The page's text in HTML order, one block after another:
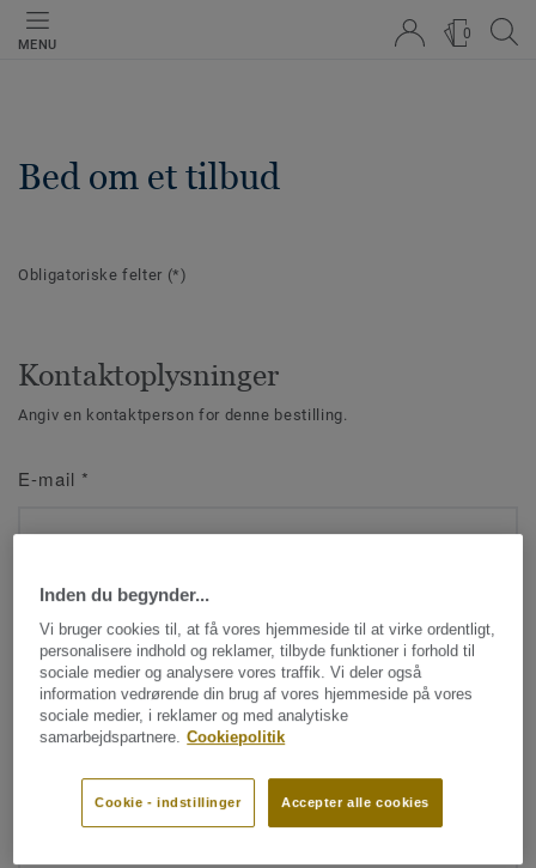
MENU
0
Bed om et tilbud
Obligatoriske felter (*)
Kontaktoplysninger
Angiv en kontaktperson for denne bestilling.
E-mail *
Navn*
Efternavn*
Inden du begynder...
Vi bruger cookies til, at få vores hjemmeside til at virke ordentligt,
personalisere indhold og reklamer, tilbyde funktioner i forhold til
sociale medier og analysere vores traffik. Vi deler også
information vedrørende din brug af vores hjemmeside på vores
sociale medier, i reklamer og med analytiske
samarbejdspartnere. Cookiepolitik
Accepter alle cookies
Cookie - indstillinger